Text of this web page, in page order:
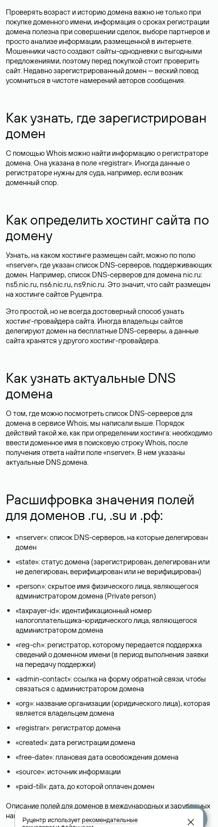
Проверять возраст и историю домена важно не только при
покупке доменного имени, информация о сроках регистрации
домена полезна при совершении сделок, выборе партнеров и
просто анализе информации, размещенной в интернете.
Мошенники часто создают сайты-однодневки с выгодными
предложениями, поэтому перед покупкой стоит проверить
сайт. Недавно зарегистрированный домен — веский повод
усомниться в чистоте намерений авторов сообщения.
Как узнать, где зарегистрирован
домен
С помощью Whois можно найти информацию о регистраторе
домена. Она указана в поле «registrar». Иногда данные о
регистраторе нужны для суда, например, если возник
доменный спор.
Как определить хостинг сайта по
домену
Узнать, на каком хостинге размещен сайт, можно по полю
«nserver», где указан список DNS-серверов, поддерживающих
домен. Например, список DNS-серверов для домена nic.ru:
ns5.nic.ru, ns6.nic.ru, ns9.nic.ru. Это значит, что сайт размещен
на хостинге сайтов Руцентра.
Это простой, но не всегда достоверный способ узнать
хостинг-провайдера сайта. Иногда владельцы сайтов
делегируют домен на бесплатные DNS-серверы, а данные
сайта хранятся у другого хостинг-провайдера.
Как узнать актуальные DNS
домена
О том, где можно посмотреть список DNS-серверов для
домена в сервисе Whois, мы написали выше. Порядок
действий такой же, как при определении хостинга: необходимо
ввести доменное имя в поисковую строку Whois, после
получения ответа найти поле «nserver». В нем указаны
актуальные DNS домена.
Расшифровка значения полей
для доменов .ru, .su и .рф:
«nserver»: список DNS-серверов, на которые делегирован
домен
«state»: статус домена (зарегистрирован, делегирован или
не делегирован, верифицирован или не верифицирован)
«person»: скрытое имя физического лица, являющегося
администратором домена (Privatе person)
«taxpayer-id»: идентификационный номер
налогоплательщика-юридического лица, являющегося
администратором домена
«reg-ch»: регистратор, которому передается поддержка
сведений о доменном имени (в период выполнения заявки
на передачу поддержки)
«admin-contact»: ссылка на форму обратной связи, чтобы
связаться с администратором домена
«org»: название организации (юридического лица), которая
является владельцем домена
«registrar»: регистратор домена
«created»: дата регистрации домена
«free-date»: плановая дата освобождения домена
«source»: источник информации
«paid-till»: дата, до которой оплачен домен
Описание полей для доменов в международных и зарубежных
национальных доменах представлены в разделе «
».
Руцентр используетрекомендательные